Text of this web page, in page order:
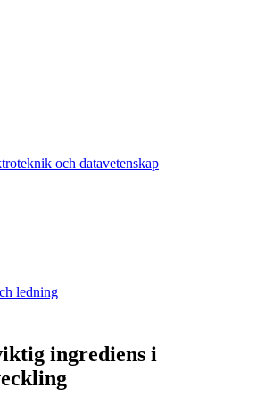
och datavetenskap
ledning
ingrediens i